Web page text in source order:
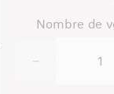
Nombre de
−